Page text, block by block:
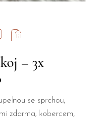
– 3x
se sprchou,
zdarma, kobercem,